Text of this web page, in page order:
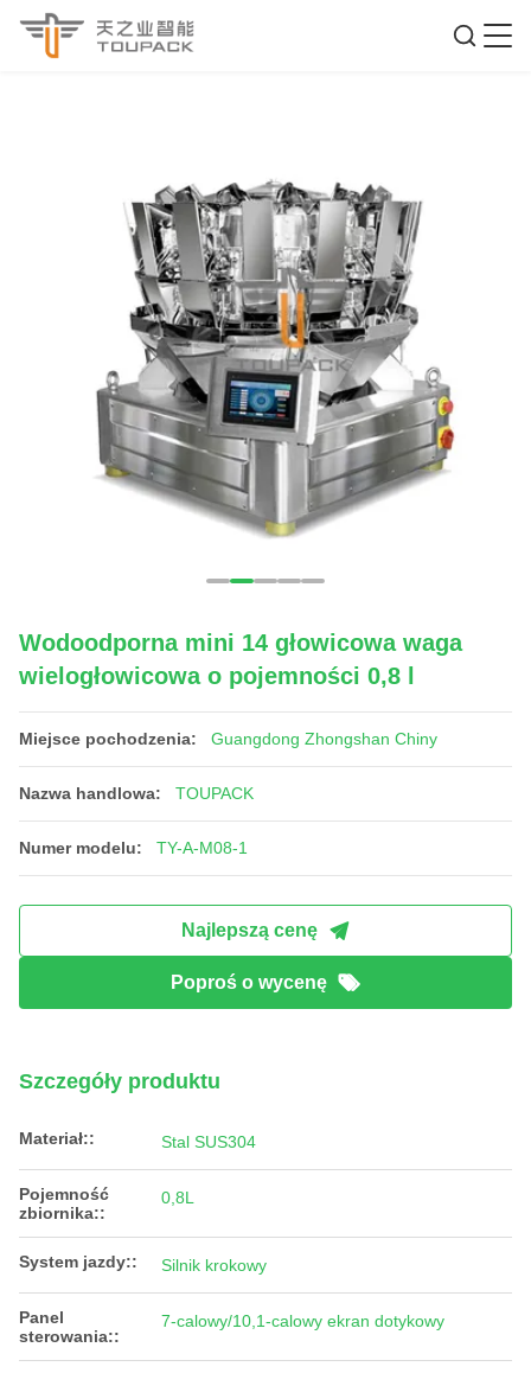
Wodoodporna mini 14 głowicowa waga
wielogłowicowa o pojemności 0,8 l
Miejsce pochodzenia: Guangdong Zhongshan Chiny
Nazwa handlowa: TOUPACK
Numer modelu: TY-A-M08-1
Najlepszą cenę
Poproś o wycenę
Szczegóły produktu
Materiał:: Stal SUS304
Pojemność
zbiornika::
0,8L
System jazdy:: Silnik krokowy
Panel
sterowania::
7-calowy/10,1-calowy ekran dotykowy